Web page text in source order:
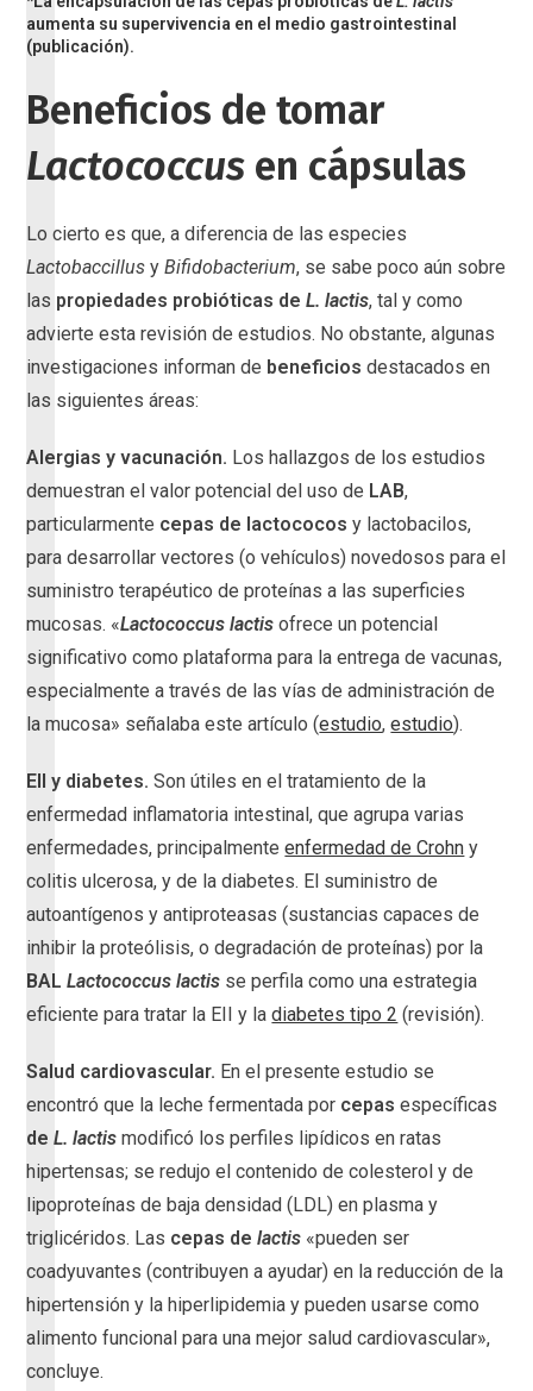
aumenta su supervivencia en el medio gastrointestinal
(publicación).
Beneficios de tomar
Lactococcus en cápsulas
Lo cierto es que, a diferencia de las especies
Lactobaccillus yBifidobacterium, se sabe poco aún sobre
las propiedades probióticas de L. lactis, tal y como
advierte esta revisión de estudios. No obstante, algunas
investigaciones informan de beneficiosdestacados en
las siguientes áreas:
Alergias y vacunación. Los hallazgos de los estudios
demuestran el valor potencial del uso de LAB,
particularmente cepas de lactococos y lactobacilos,
para desarrollar vectores (o vehículos) novedosos para el
suministro terapéutico de proteínas a las superficies
mucosas. «Lactococcus lactisofrece un potencial
significativo como plataforma para la entrega de vacunas,
especialmente a través de las vías de administración de
la mucosa» señalaba este artículo (estudio,estudio).
EII y diabetes. Son útiles en el tratamiento de la
enfermedad inflamatoria intestinal, que agrupa varias
enfermedades, principalmenteenfermedad de Crohn y
colitis ulcerosa, y de la diabetes. El suministro de
autoantígenos y antiproteasas (sustancias capaces de
inhibir la proteólisis, o degradación de proteínas) por la
BAL Lactococcus lactis se perfila como una estrategia
eficiente para tratar la EII y ladiabetes tipo 2 (revisión).
Salud cardiovascular. En el presente estudio se
encontró que la leche fermentada por cepas específicas
de L. lactis modificó los perfiles lipídicos en ratas
hipertensas; se redujo el contenido de colesterol y de
lipoproteínas de baja densidad (LDL) en plasma y
triglicéridos. Las cepas delactis «pueden ser
coadyuvantes (contribuyen a ayudar) en la reducción de la
hipertensión y la hiperlipidemia y pueden usarse como
alimento funcional para una mejor salud cardiovascular»,
concluye.